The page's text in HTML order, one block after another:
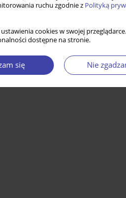
ruchu zgodnie z Polityką
cookies w swojej
dostępne na stronie.
się Nie